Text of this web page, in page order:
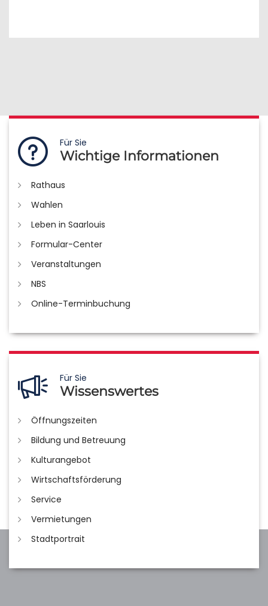
Für Sie
Wichtige Informationen
Rathaus
Wahlen
Leben in Saarlouis
Formular-Center
Veranstaltungen
NBS
Online-Terminbuchung
Für Sie
Wissenswertes
Öffnungszeiten
Bildung und Betreuung
Kulturangebot
Wirtschaftsförderung
Service
Vermietungen
Stadtportrait